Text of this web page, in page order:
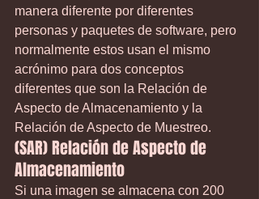
manera diferente por diferentes
personas y paquetes de software, pero
normalmente estos usan el mismo
acrónimo para dos conceptos
diferentes que son la Relación de
Aspecto de Almacenamiento y la
Relación de Aspecto de Muestreo.
(SAR) Relación de Aspecto de
Almacenamiento
Si una imagen se almacena con 200